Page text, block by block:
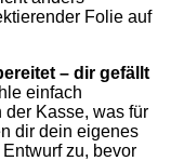
Folie auf
– dir gefällt
einfach
der Kasse, was für
dir dein eigenes
zu, bevor